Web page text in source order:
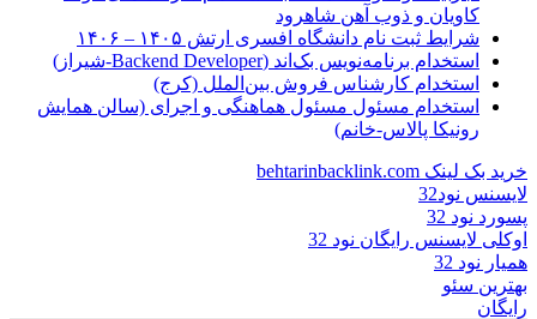
کاویان و ذوب آهن شاهرود
شرایط ثبت نام دانشگاه افسری ارتش ۱۴۰۵ – ۱۴۰۶
استخدام برنامه‌نویس بک‌اند (Backend Developer-شیراز)
استخدام کارشناس فروش بین‌الملل (کرج)
استخدام مسئول مسئول هماهنگی و اجرای (سالن همایش
رونیکا پالاس-خانم)
خرید بک لینک behtarinbacklink.com
لایسنس نود32
پسورد نود 32
اوکلی لایسنس رایگان نود 32
همیار نود 32
بهترین سئو
رایگان